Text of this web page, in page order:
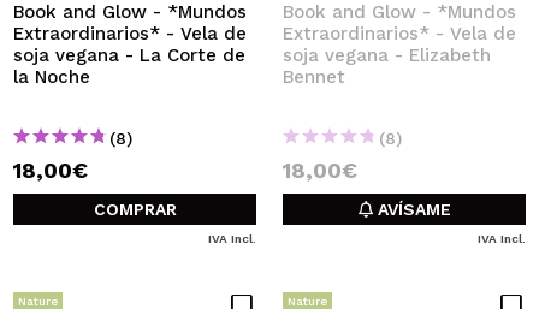
Book and Glow - *Mundos
Extraordinarios* - Vela de
soja vegana - La Corte de
la Noche
(8)
18,00€
COMPRAR
IVA Incl.
Book and Glow - *Mundos
Extraordinarios* - Vela de
soja vegana - Elizabeth
Bennet
(8)
18,00€
AVÍSAME
IVA Incl.
Nature Nature